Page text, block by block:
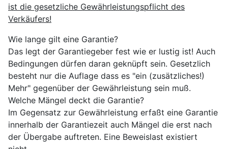
ist die gesetzliche Gewährleistungspflicht des
Verkäufers!
Wie lange gilt eine Garantie?
Das legt der Garantiegeber fest wie er lustig ist! Auch
Bedingungen dürfen daran geknüpft sein. Gesetzlich
besteht nur die Auflage dass es "ein (zusätzliches!)
Mehr" gegenüber der Gewährleistung sein muß.
Welche Mängel deckt die Garantie?
Im Gegensatz zur Gewährleistung erfaßt eine Garantie
innerhalb der Garantiezeit auch Mängel die erst nach
der Übergabe auftreten. Eine Beweislast existiert